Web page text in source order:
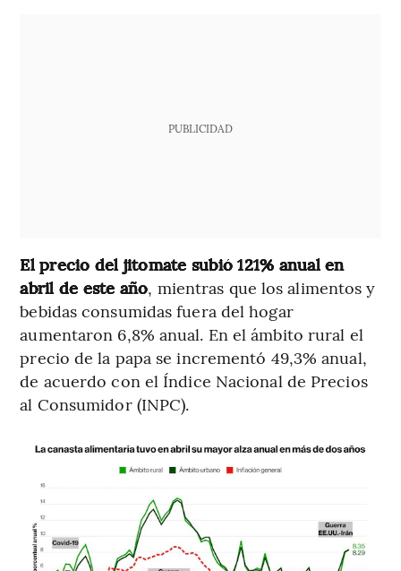
PUBLICIDAD
El precio del jitomate subió 121% anual en
abril de este año, mientras que los alimentos y
bebidas consumidas fuera del hogar
aumentaron 6,8% anual. En el ámbito rural el
precio de la papa se incrementó 49,3% anual,
de acuerdo con el Índice Nacional de Precios
al Consumidor (INPC).